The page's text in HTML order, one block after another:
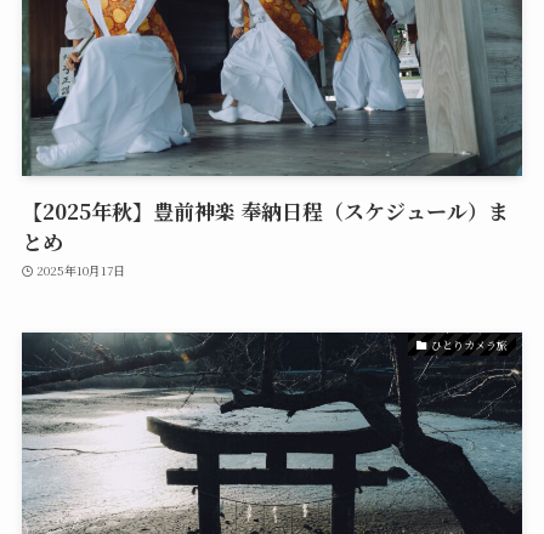
【2025年秋】豊前神楽 奉納日程（スケジュール）ま
とめ
2025年10月17日
ひとりカメラ旅